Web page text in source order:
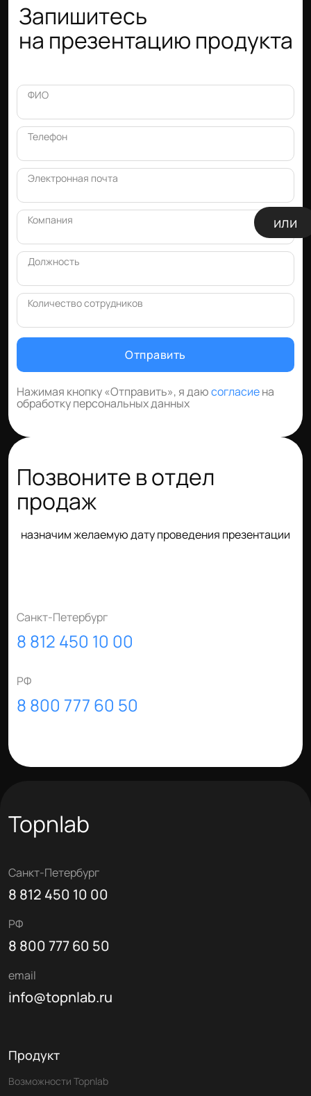
Запишитесь
на презентацию продукта
ФИО
Телефон
Электронная почта
Компания
Должность
Количество сотрудников
Отправить
Нажимая кнопку «Отправить», я даюсогласиена
обработку персональных данных
или
Позвоните в отдел
продаж
назначим желаемую дату проведения презентации
Санкт-Петербург
8 812 450 10 00
РФ
8 800 777 60 50
Topnlab
Санкт-Петербург
8 812 450 10 00
РФ
8 800 777 60 50
email
info@topnlab.ru
Продукт
Возможности Topnlab